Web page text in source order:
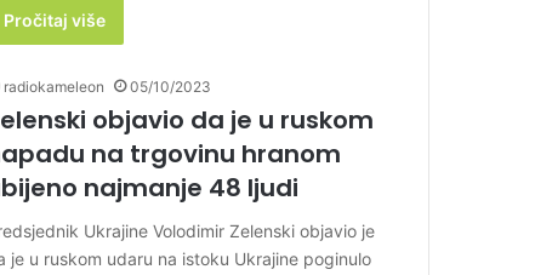
Pročitaj više
radiokameleon 05/10/2023
objavio da je u ruskom
na trgovinu hranom
najmanje 48 ljudi
Ukrajine Volodimir Zelenski objavio je
je u ruskom udaru na istoku Ukrajine poginulo